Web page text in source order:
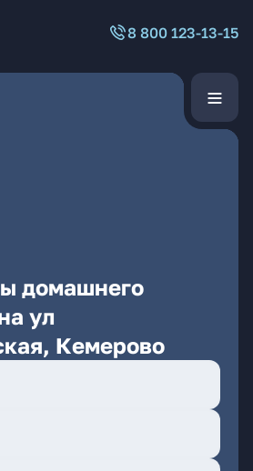
8 800 123-13-15
домашнего
ул
Кемерово